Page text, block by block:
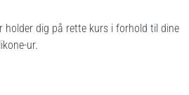
holder dig på rette kurs i forhold til dine
ur.